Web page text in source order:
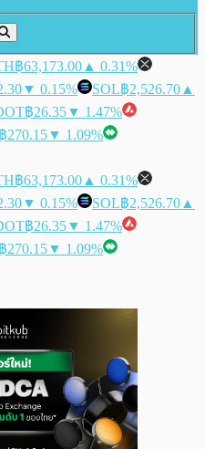
฿63,173.00 ▲ 0.31%
▼ 0.15% SOL฿2,526.70 ▲
฿26.35▼ 1.47%
฿270.15▼ 1.09%
฿63,173.00 ▲ 0.31%
▼ 0.15% SOL฿2,526.70 ▲
฿26.35▼ 1.47%
฿270.15▼ 1.09%